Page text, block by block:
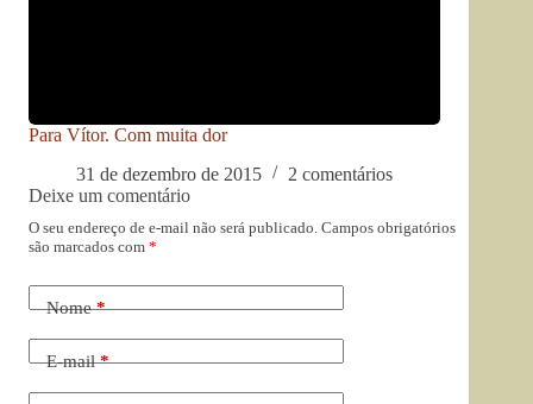
Para Vítor. Com muita dor
31 de dezembro de 2015
2 comentários
Deixe um comentário
O seu endereço de e-mail não será publicado. Campos obrigatórios
são marcados com *
Nome*
E-mail*